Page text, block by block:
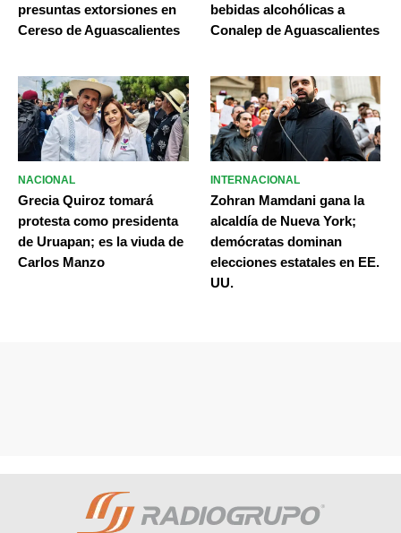
presuntas extorsiones en
Cereso de Aguascalientes
bebidas alcohólicas a
Conalep de Aguascalientes
NACIONAL
Grecia Quiroz tomará
protesta como presidenta
de Uruapan; es la viuda de
Carlos Manzo
INTERNACIONAL
Zohran Mamdani gana la
alcaldía de Nueva York;
demócratas dominan
elecciones estatales en EE.
UU.